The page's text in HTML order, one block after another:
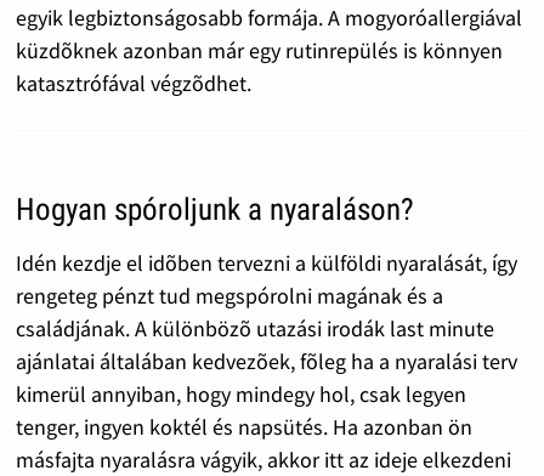
egyik legbiztonságosabb formája. A mogyoróallergiával
küzdõknek azonban már egy rutinrepülés is könnyen
katasztrófával végzõdhet.
Hogyan spóroljunk a nyaraláson?
Idén kezdje el idõben tervezni a külföldi nyaralását, így
rengeteg pénzt tud megspórolni magának és a
családjának. A különbözõ utazási irodák last minute
ajánlatai általában kedvezõek, fõleg ha a nyaralási terv
kimerül annyiban, hogy mindegy hol, csak legyen
tenger, ingyen koktél és napsütés. Ha azonban ön
másfajta nyaralásra vágyik, akkor itt az ideje elkezdeni